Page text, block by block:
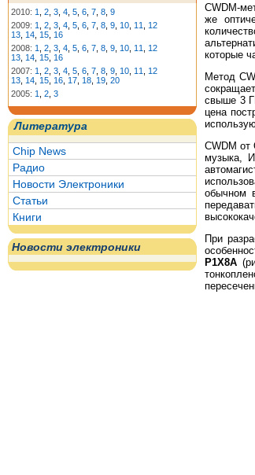
2010: 1 2 3 4 5 6 7 8 9
2009: 1 2 3 4 5 6 7 8 9 10 11
12
13 14 15 16
2008: 1 2 3 4 5 6 7 8 9 10 11
12
13 14 15 16
2007: 1 2 3 4 5 6 7 8 9 10 11
12
13 14 15 16 17 18 19 20
2005: 1 2 3
Литература
Chip News
Радио
Новости Электроники
Статьи
Книги
Новости электроники
CWDM-
же
которые
Метод
свыше 3
цена
CWDM от
музыка,
обычном
При
Р1Х8А